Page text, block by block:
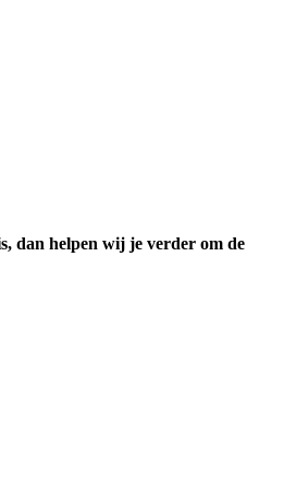
dan helpen wij je verder om de